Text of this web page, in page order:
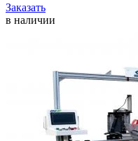
Заказать
в наличии